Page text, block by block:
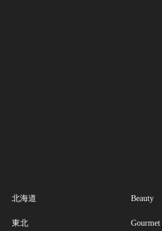
北海道
東北
Beauty
Gourmet